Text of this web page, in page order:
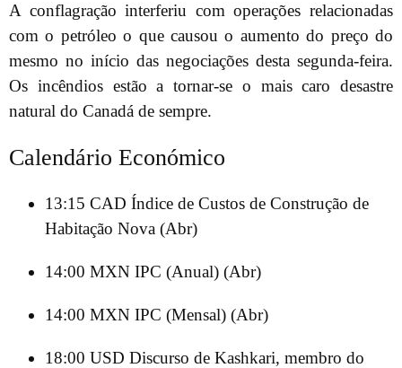
A conflagração interferiu com operações relacionadas
com o petróleo o que causou o aumento do preço do
mesmo no início das negociações desta segunda-feira.
Os incêndios estão a tornar-se o mais caro desastre
natural do Canadá de sempre.
Calendário Económico
13:15 CAD Índice de Custos de Construção de
Habitação Nova (Abr)
14:00 MXN IPC (Anual) (Abr)
14:00 MXN IPC (Mensal) (Abr)
18:00 USD Discurso de Kashkari, membro do